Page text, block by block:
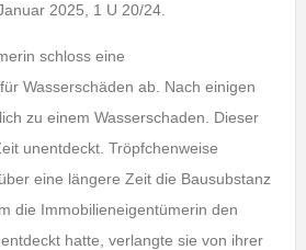
2025, 1 U 20/24.
schloss eine
Wasserschäden ab. Nach einigen
zu einem Wasserschaden. Dieser
unentdeckt. Tröpfchenweise
eine längere Zeit die Bausubstanz
die Immobilieneigentümerin den
hatte, verlangte sie von ihrer